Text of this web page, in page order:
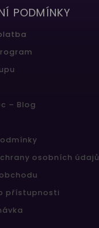
PODMÍNKY
– Blog
osobních údajů
přístupnosti